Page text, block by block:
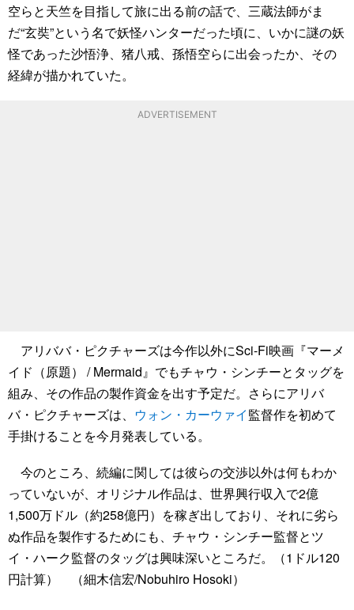
空らと天竺を目指して旅に出る前の話で、三蔵法師がま
だ“玄奘”という名で妖怪ハンターだった頃に、いかに謎の妖
怪であった沙悟浄、猪八戒、孫悟空らに出会ったか、その
経緯が描かれていた。
ADVERTISEMENT
アリババ・ピクチャーズは今作以外にSci-Fi映画『マーメ
イド（原題） / Mermaid』でもチャウ・シンチーとタッグを
組み、その作品の製作資金を出す予定だ。さらにアリバ
バ・ピクチャーズは、 ウォン・カーウァイ監督作を初めて
手掛けることを今月発表している。
今のところ、続編に関しては彼らの交渉以外は何もわか
っていないが、オリジナル作品は、世界興行収入で2億
1,500万ドル（約258億円）を稼ぎ出しており、それに劣ら
ぬ作品を製作するためにも、チャウ・シンチー監督とツ
イ・ハーク監督のタッグは興味深いところだ。（1ドル120
円計算） （細木信宏/Nobuhiro Hosoki）